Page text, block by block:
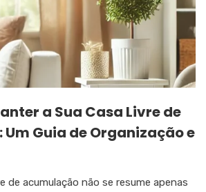
a Sua Casa Livre de
Guia de Organização e
de acumulação não se resume apenas